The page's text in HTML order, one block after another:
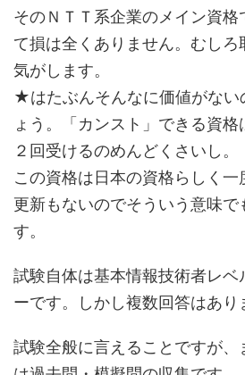
そのＮＴＴ系企業のメイン資
て損は全くありません。むし
気がします。
★はたぶんそんなに価値がな
ょう。「カンスト」できる資格
２回受けるのめんどくさいし。
この資格は日本の資格らしく
更新もないのでそういう意味
す。
試験自体は基本情報技術者レベ
ーです。しかし複数回答はあり
試験全般に言えることですが、